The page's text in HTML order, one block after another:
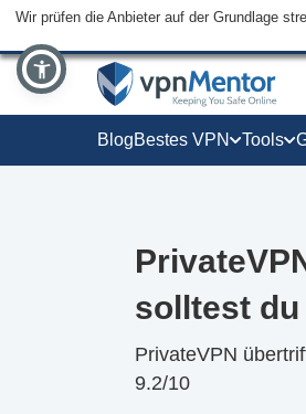
Wir prüfen die Anbieter auf der Grundlage
BlogBestes VPN Tools
solltest du
PrivateVPN
9.2/10